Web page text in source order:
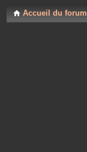
Accueil du forum